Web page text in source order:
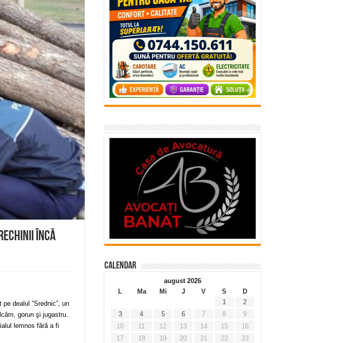
VIDEO
și Plastomet
Severinului
încă
dealul ”Srednic”, un
gorun şi jugastru.
lemnos fără a fi
Calendar
august 2026
L
Ma Mi J V S
D
1
2
3
4 5 6 7 8
9
10
11 12 13 14 15
16
17
18 19 20 21 22
23